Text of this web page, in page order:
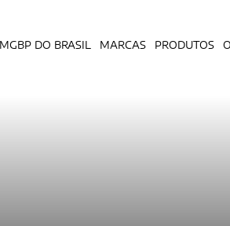
MGBP DO BRASIL MARCAS PRODUTOS